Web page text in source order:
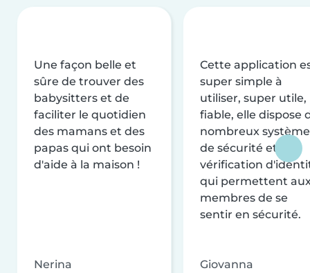
Une façon belle et
sûre de trouver des
babysitters et de
faciliter le quotidien
des mamans et des
papas qui ont besoin
d'aide à la maison !
Nerina
Cette application
super simple à
utiliser, super utile,
fiable, elle dispose
nombreux
de sécurité et de
vérification
qui permettent
membres de se
sentir en sécurité.
Giovanna